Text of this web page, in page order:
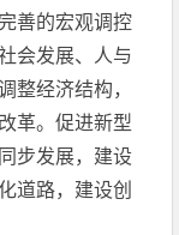
善的宏观调控
会发展、人与
整经济结构，
革。促进新型
步发展，建设
道路，建设创